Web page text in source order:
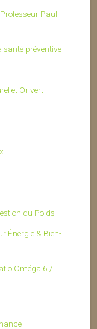
Paul
santé préventive
et Or vert
du Poids
Énergie & Bien-
Oméga 6 /